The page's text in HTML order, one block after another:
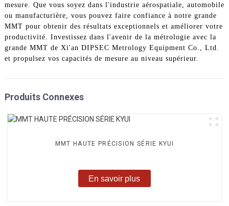
mesure. Que vous soyez dans l'industrie aérospatiale, automobile
ou manufacturière, vous pouvez faire confiance à notre grande
MMT pour obtenir des résultats exceptionnels et améliorer votre
productivité. Investissez dans l'avenir de la métrologie avec la
grande MMT de Xi'an DIPSEC Metrology Equipment Co., Ltd.
et propulsez vos capacités de mesure au niveau supérieur.
Produits Connexes
MMT HAUTE PRÉCISION SÉRIE KYUI
En savoir plus